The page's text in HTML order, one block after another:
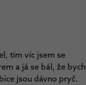
tím víc jsem se
a já se bál, že bych
jsou dávno pryč.